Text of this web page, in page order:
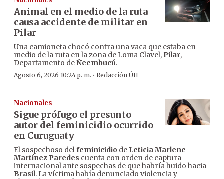
Animal en el medio de la ruta
causa accidente de militar en
Pilar
Una camioneta chocó contra una vaca que estaba en
medio de la ruta en la zona de Loma Clavel, Pilar,
Departamento deÑeembucú.
Agosto 6, 2026 10:24 p. m. · Redacción ÚH
Nacionales
Sigue prófugo el presunto
autor del feminicidio ocurrido
en Curuguaty
El sospechoso delfeminicidio de Leticia Marlene
Martínez Paredes cuenta con orden de captura
internacional ante sospechas de que habría huido hacia
Brasil. La víctima había denunciado violencia y